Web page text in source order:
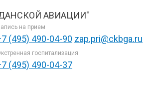
АВИАЦИИ"
на прием
(495) 490-04-90 zap.pri@ckbga.ru
госпитализация
(495) 490-04-37